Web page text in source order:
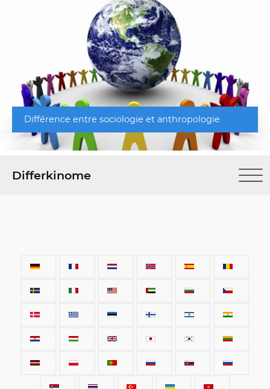
Différence entre sociologie et anthropologie
Differkinome